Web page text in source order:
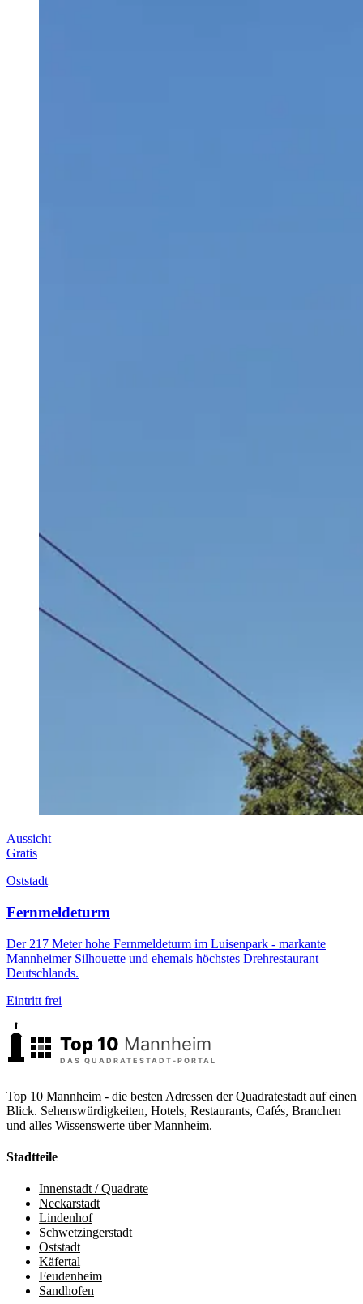
Aussicht
Gratis
Oststadt
Fernmeldeturm
Der 217 Meter hohe Fernmeldeturm im Luisenpark - markante
Mannheimer Silhouette und ehemals höchstes Drehrestaurant
Deutschlands.
Eintritt frei
Top 10 Mannheim - die besten Adressen der Quadratestadt auf einen
Blick. Sehenswürdigkeiten, Hotels, Restaurants, Cafés, Branchen
und alles Wissenswerte über Mannheim.
Stadtteile
Innenstadt / Quadrate
Neckarstadt
Lindenhof
Schwetzingerstadt
Oststadt
Käfertal
Feudenheim
Sandhofen